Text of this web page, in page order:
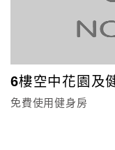
顧
滿
6樓空中花園及
免費使用健身房